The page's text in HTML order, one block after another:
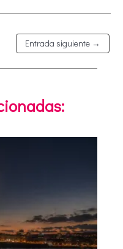
Entrada siguiente →